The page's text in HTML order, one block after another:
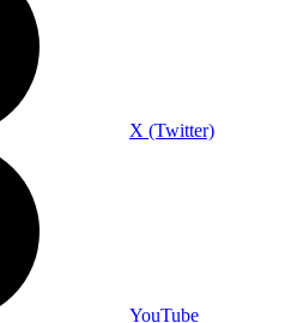
X (Twitter)
YouTube